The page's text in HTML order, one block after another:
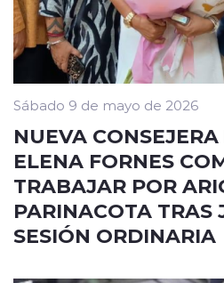
Sábado 9 de mayo de 2026
NUEVA
ELENA FORNES
TRABAJAR POR
PARINACOTA TRAS
SESIÓN ORDINARIA